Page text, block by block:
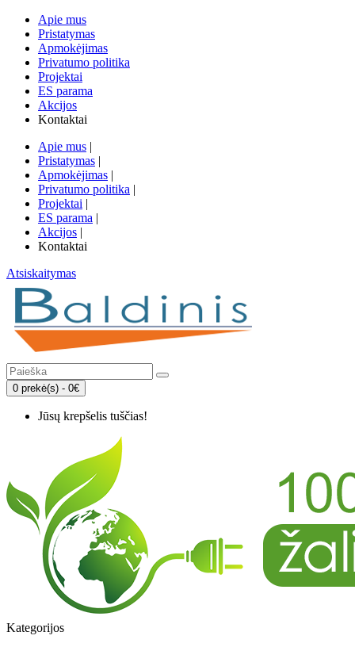
Apie mus
Pristatymas
Apmokėjimas
Privatumo politika
Projektai
ES parama
Akcijos
Kontaktai
Apie mus |
Pristatymas |
Apmokėjimas |
Privatumo politika |
Projektai |
ES parama |
Akcijos |
Kontaktai
Atsiskaitymas
0 prekė(s) - 0€
Jūsų krepšelis tuščias!
Kategorijos